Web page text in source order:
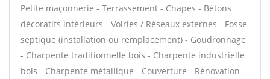
Petite maçonnerie - Terrassement - Chapes - Bétons
décoratifs intérieurs - Voiries / Réseaux externes - Fosse
septique (installation ou remplacement) - Goudronnage
- Charpente traditionnelle bois - Charpente industrielle
bois - Charpente métallique - Couverture - Rénovation